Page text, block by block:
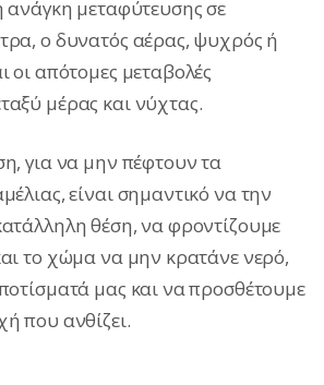
ανάγκη μεταφύτευσης σε
ο δυνατός αέρας, ψυχρός ή
οι απότομες μεταβολές
μέρας και νύχτας.
για να μην πέφτουν τα
είναι σημαντικό να την
θέση, να φροντίζουμε
το χώμα να μην κρατάνε νερό,
μας και να προσθέτουμε
που ανθίζει.